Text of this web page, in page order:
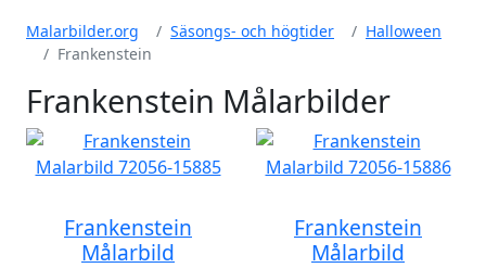
Malarbilder.org Säsongs- och högtider
Halloween
Frankenstein
Frankenstein Målarbilder
Frankenstein
Målarbild
Frankenstein
Målarbild